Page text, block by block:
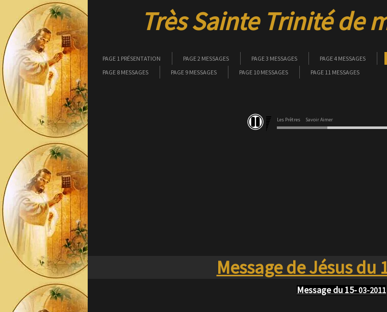
Très Sainte Trinité de
PAGE 1 PRÉSENTATION PAGE 2 MESSAGES PAGE 3 MESSAGES PAGE 4 MESSAGES
PAGE 8 MESSAGES
PAGE 9 MESSAGES PAGE 10 MESSAGES PAGE 11 MESSAGES
Les Prêtres Savoir Aimer
Message de Jésus du
Message du 15-03-2011